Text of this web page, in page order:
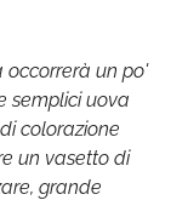
occorrerà un po'
semplici uova
colorazione
un vasetto di
grande